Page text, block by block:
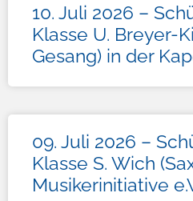
10. Juli 2026 –
Klasse U. Breyer-
Gesang) in der
09. Juli 2026 –
Klasse S. Wich
Musikerinitiative